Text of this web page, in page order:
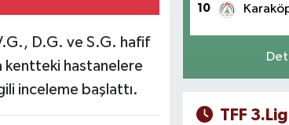
D.G. ve S.G. hafif
kentteki hastanelere
inceleme başlattı.
10
TFF